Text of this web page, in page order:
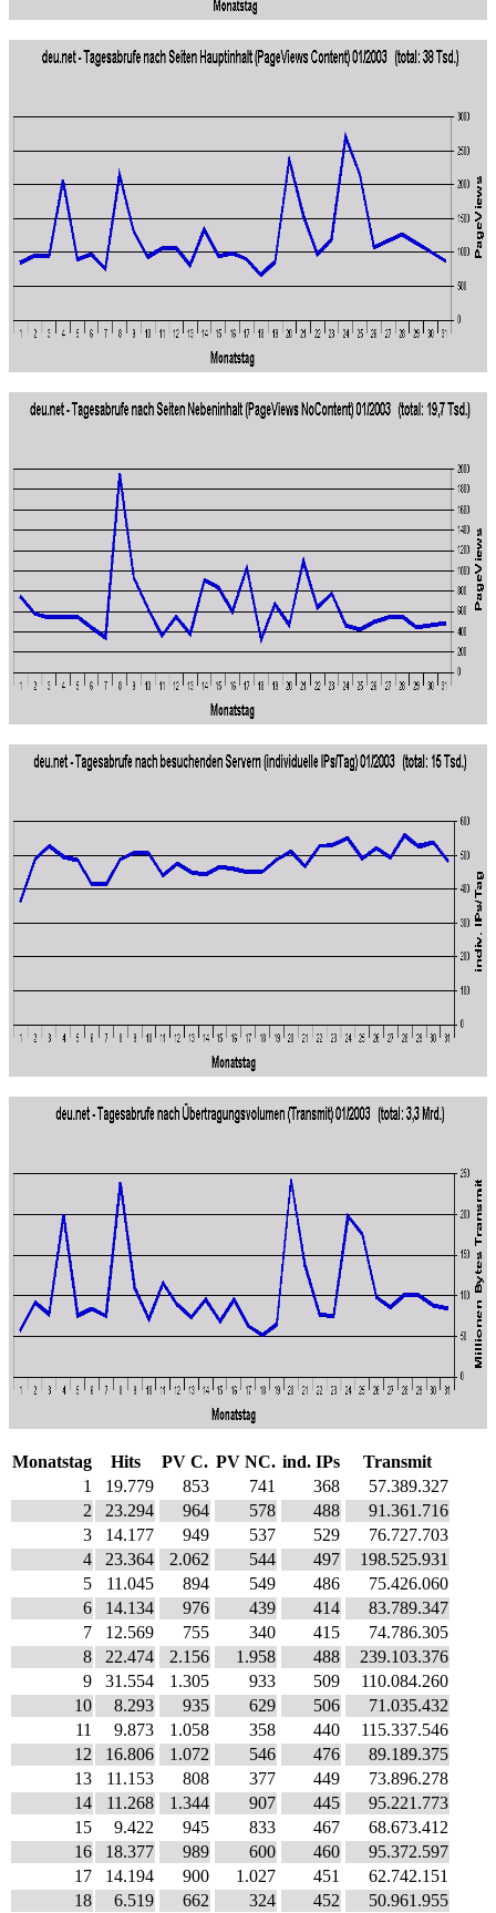
Monatstag
Hits
1
19.779
2
23.294
3
14.177
4
23.364
5
11.045
6
14.134
7
12.569
8
22.474
9
31.554
10
8.293
11
9.873
12
16.806
13
11.153
14
11.268
15
9.422
16
18.377
17
14.194
18
6.519
PV C.
853
964
949
2.062
894
976
755
2.156
1.305
935
1.058
1.072
808
1.344
945
989
900
662
PV NC.
741
578
537
544
549
439
340
1.958
933
629
358
546
377
907
833
600
1.027
324
ind. IPs
368
488
529
497
486
414
415
488
509
506
440
476
449
445
467
460
451
452
Transmit
57.389.327
91.361.716
76.727.703
198.525.931
75.426.060
83.789.347
74.786.305
239.103.376
110.084.260
71.035.432
115.337.546
89.189.375
73.896.278
95.221.773
68.673.412
95.372.597
62.742.151
50.961.955